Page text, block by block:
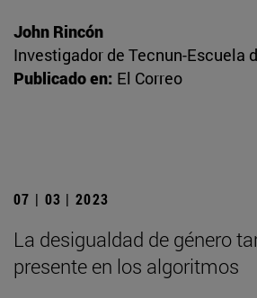
John Rincón
Investigador de Tecnun-Escuela
Publicado en: El Correo
07 | 03 | 2023
La desigualdad de género
presente en los algoritmos